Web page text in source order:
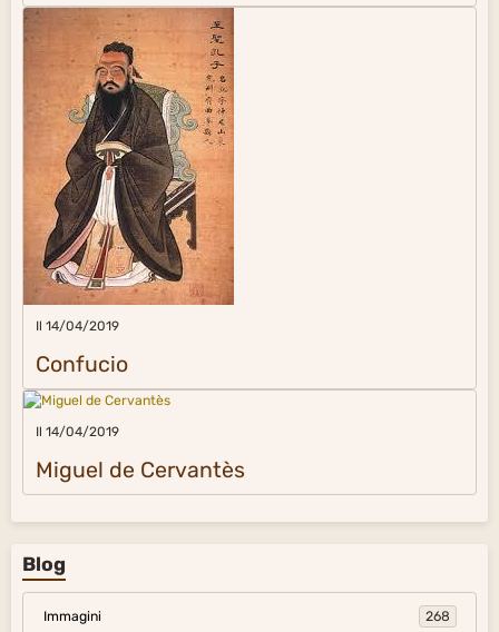
Il 14/04/2019
Confucio
Il 14/04/2019
Miguel de Cervantès
Blog
Immagini 268